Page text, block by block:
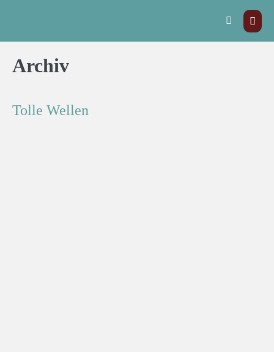
Archiv
Tolle Wellen